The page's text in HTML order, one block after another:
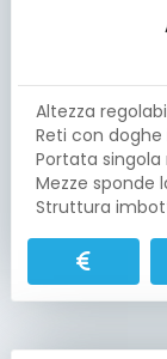
Altezza
Reti con
Portata singola
Mezze sponde
Struttura